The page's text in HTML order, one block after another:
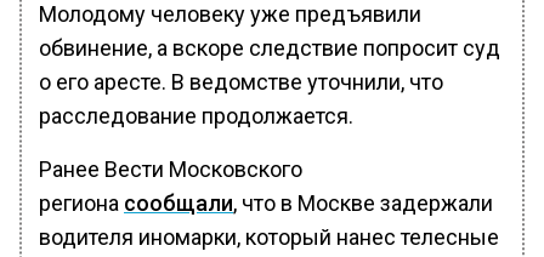
Молодому человеку уже предъявили
обвинение, а вскоре следствие попросит суд
о его аресте. В ведомстве уточнили, что
расследование продолжается.
Ранее Вести Московского
региона сообщали, что в Москве задержали
водителя иномарки, который нанес телесные